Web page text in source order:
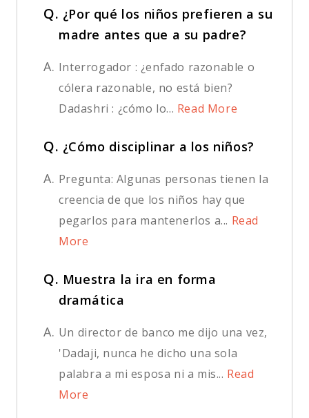
Q. ¿Por qué los niños prefieren a su
madre antes que a su padre?
A. Interrogador : ¿enfado razonable o
cólera razonable, no está bien?
Dadashri : ¿cómo lo... Read More
Q. ¿Cómo disciplinar a los niños?
A. Pregunta: Algunas personas tienen la
creencia de que los niños hay que
pegarlos para mantenerlos a... Read
More
Q. Muestra la ira en forma
dramática
A. Un director de banco me dijo una vez,
'Dadaji, nunca he dicho una sola
palabra a mi esposa ni a mis... Read
More